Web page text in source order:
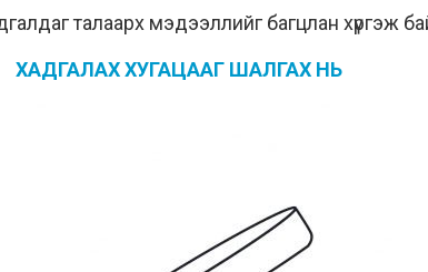
талаарх мэдээллийг багцлан хүргэж
ХАДГАЛАХ ХУГАЦААГ ШАЛГАХ НЬ